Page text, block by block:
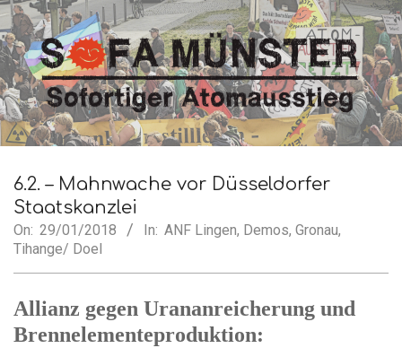
Skip
to
content
SofA
Münster
Navigation
Menu
6.2. – Mahnwache vor Düsseldorfer
Staatskanzlei
On: 29/01/2018 In: ANF Lingen, Demos, Gronau,
Tihange/ Doel
Allianz gegen Urananreicherung und
Brennelementeproduktion: